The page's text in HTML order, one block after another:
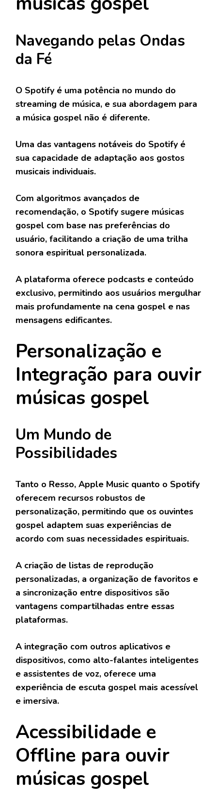
Navegando pelas Ondas
da Fé
O Spotify é uma potência no mundo do
streaming de música, e sua abordagem para
a música gospel não é diferente.
Uma das vantagens notáveis do Spotify é
sua capacidade de adaptação aos gostos
musicais individuais.
Com algoritmos avançados de
recomendação, o Spotify sugere músicas
gospel com base nas preferências do
usuário, facilitando a criação de uma trilha
sonora espiritual personalizada.
A plataforma oferece podcasts e conteúdo
exclusivo, permitindo aos usuários mergulhar
mais profundamente na cena gospel e nas
mensagens edificantes.
Personalização e
Integração para ouvir
músicas gospel
Um Mundo de
Possibilidades
Tanto o Resso, Apple Music quanto o Spotify
oferecem recursos robustos de
personalização, permitindo que os ouvintes
gospel adaptem suas experiências de
acordo com suas necessidades espirituais.
A criação de listas de reprodução
personalizadas, a organização de favoritos e
a sincronização entre dispositivos são
vantagens compartilhadas entre essas
plataformas.
A integração com outros aplicativos e
dispositivos, como alto-falantes inteligentes
e assistentes de voz, oferece uma
experiência de escuta gospel mais acessível
e imersiva.
Acessibilidade e
Offline para ouvir
músicas gospel